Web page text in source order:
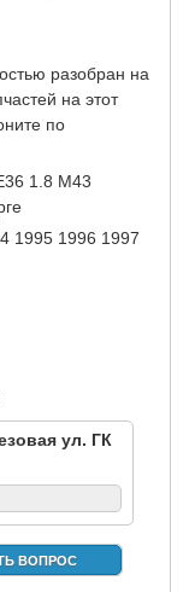
разобран на
на этот
по
1.8 M43
1995 1996 1997
ул. ГК
ВОПРОС